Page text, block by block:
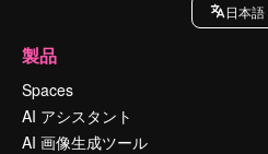
日本語
製品
Spaces
AI アシスタント
AI 画像生成ツール